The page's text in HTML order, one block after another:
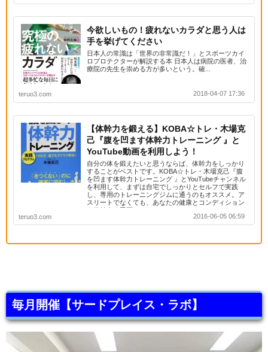
今欲しいもの！疲れないカラダと思う人は
手を挙げてください
日本人の常識は「世界の非常識だ！」とスポーツカイ
ロプロテクターが解説する本 日本人は病院の医者、治
療院の先生を崇める方が多いという。確...
teruo3.com 2018-04-07 17:36
【体幹力を鍛える】KOBA☆トレ・木場克
己『腹を凹ます体幹力トレーニング 』と
YouTube動画を利用しよう！
自分の体を鍛えたいと思うならば、体幹力をしっかり
することがベストです。KOBA☆トレ・木場克己『腹
を凹ます体幹力トレーニング 』とYouTubeチャンネル
を利用して、まずは自宅でしっかりとセルフで実践
し、専用のトレーニングジムに通うのもオススメ。ア
スリートでなくても、あなたの健康とコンディション
に体幹力は重要です。
teruo3.com
2016-06-05 06:59
毎月開催【サードプレイス・ラボ】